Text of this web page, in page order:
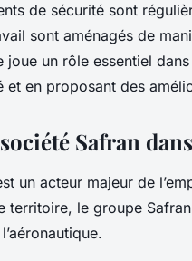
de sécurité sont
sont aménagés de
joue un rôle essentiel
et en proposant des
Safran
un acteur majeur de
territoire, le groupe